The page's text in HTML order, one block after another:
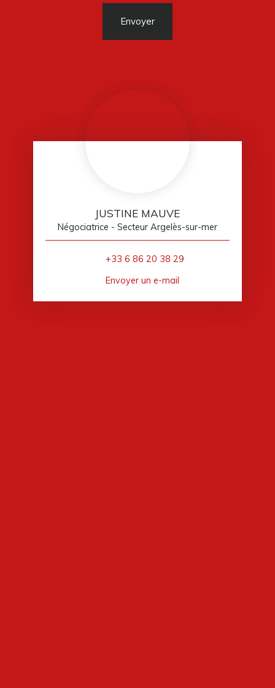
Envoyer
JUSTINE MAUVE
Négociatrice - Secteur Argelès-sur-mer
+33 6 86 20 38 29
Envoyer un e-mail